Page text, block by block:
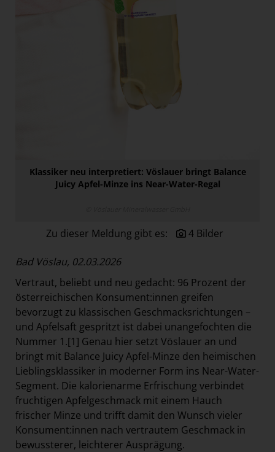
Klassiker neu interpretiert: Vöslauer bringt Balance
Juicy Apfel-Minze ins Near-Water-Regal
Zu dieser Meldung gibt es: 4 Bilder
Bad Vöslau, 02.03.2026
Vertraut, beliebt und neu gedacht: 96 Prozent der
österreichischen Konsument:innen greifen
bevorzugt zu klassischen Geschmacksrichtungen –
und Apfelsaft gespritzt ist dabei unangefochten die
Nummer 1.[1] Genau hier setzt Vöslauer an und
bringt mit Balance Juicy Apfel-Minze den heimischen
Lieblingsklassiker in moderner Form ins Near-Water-
Segment. Die kalorienarme Erfrischung verbindet
fruchtigen Apfelgeschmack mit einem Hauch
frischer Minze und trifft damit den Wunsch vieler
Konsument:innen nach vertrautem Geschmack in
bewussterer, leichterer Ausprägung.